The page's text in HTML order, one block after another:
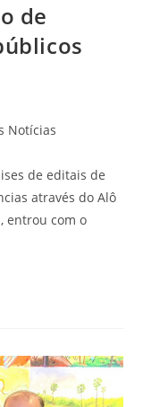
de
Notícias
de editais de
através do Alô
entrou com o